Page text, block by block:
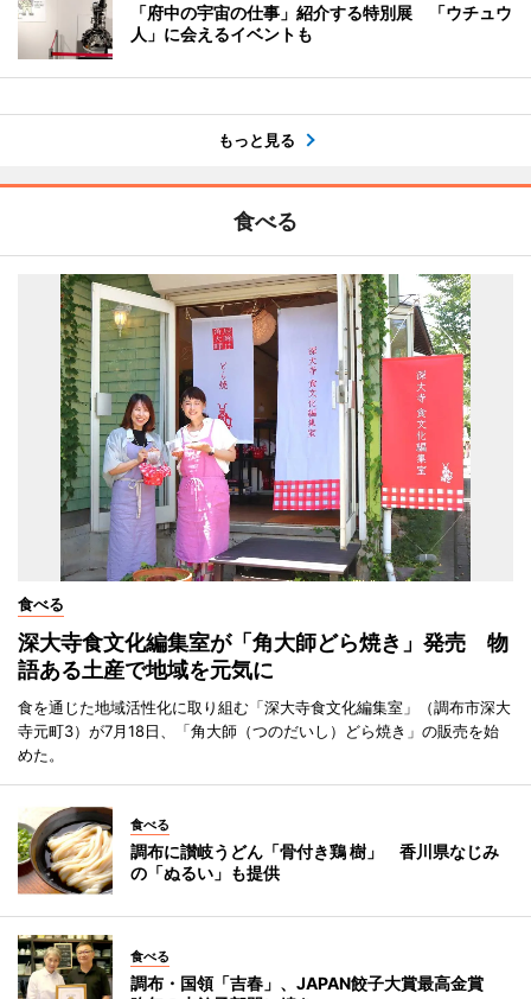
「府中の宇宙の仕事」紹介する特別展 「ウチュウ
人」に会えるイベントも
もっと見る
食べる
食べる
深大寺食文化編集室が「角大師どら焼き」発売 物
語ある土産で地域を元気に
食を通じた地域活性化に取り組む「深大寺食文化編集室」（調布市深大
寺元町3）が7月18日、「角大師（つのだいし）どら焼き」の販売を始
めた。
食べる
調布に讃岐うどん「骨付き鶏 樹」 香川県なじみ
の「ぬるい」も提供
食べる
調布・国領「吉春」、JAPAN餃子大賞最高金賞